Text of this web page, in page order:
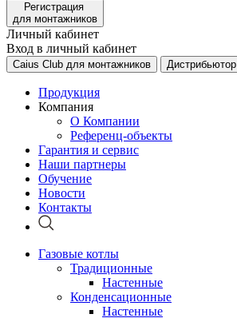
Регистрация
для монтажников
Личный кабинет
Вход в личный кабинет
Caius Club для монтажников Дистрибьютор
Продукция
Компания
О Компании
Референц-объекты
Гарантия и сервис
Наши партнеры
Обучение
Новости
Контакты
Газовые котлы
Традиционные
Настенные
Конденсационные
Настенные